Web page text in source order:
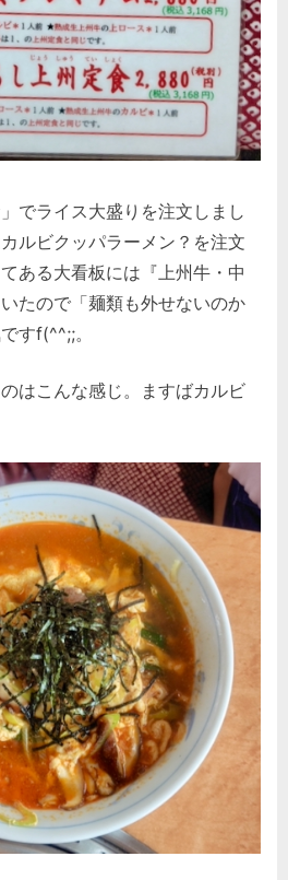
でライス大盛りを注文しまし
ルビクッパラーメン？を注文
ある大看板には『上州牛・中
たので「麺類も外せないのか
すf(^^;;。
はこんな感じ。ますばカルビ